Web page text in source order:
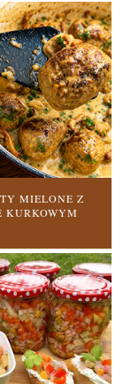
MIELONE Z
KURKOWYM